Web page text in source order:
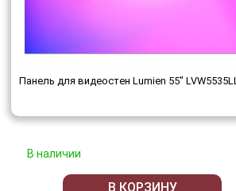
Панель для видеостен Lumien 55" LVW5535LL
В наличии
В КОРЗИНУ